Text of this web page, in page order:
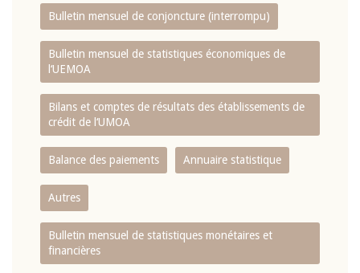
Bulletin mensuel de conjoncture (interrompu)
Bulletin mensuel de statistiques économiques de
l‘UEMOA
Bilans et comptes de résultats des établissements de
crédit de l‘UMOA
Balance des paiements Annuaire statistique
Autres
Bulletin mensuel de statistiques monétaires et
financières